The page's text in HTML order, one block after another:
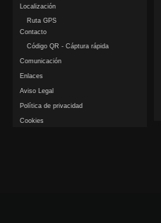
Localización
Ruta GPS
Contacto
Código QR - Cáptura rápida
Comunicación
Enlaces
Aviso Legal
Política de privacidad
Cookies